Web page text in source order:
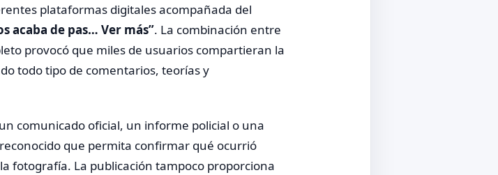
plataformas digitales acompañada del
acaba de pas… Ver más”. La combinación entre
provocó que miles de usuarios compartieran la
todo tipo de comentarios, teorías y
comunicado oficial, un informe policial o una
que permita confirmar qué ocurrió
fotografía. La publicación tampoco proporciona